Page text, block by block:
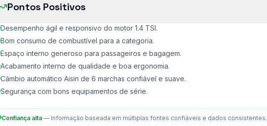
Pontos Positivos
Desempenho ágil e responsivo do motor 1.4 TSI.
Bom consumo de combustível para a categoria.
Espaço interno generoso para passageiros e bagagem.
Acabamento interno de qualidade e boa ergonomia.
Câmbio automático Aisin de 6 marchas confiável e suave.
Segurança com bons equipamentos de série.
Confiança alta — Informação baseada em múltiplas fontes confiáveis e dados consistentes.